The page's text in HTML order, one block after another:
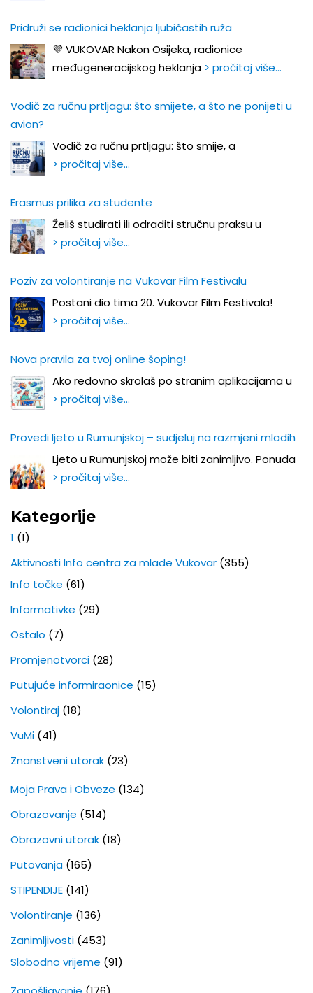
Pridruži se radionici heklanja ljubičastih ruža
💜 VUKOVAR Nakon Osijeka, radionice
međugeneracijskog heklanja > pročitaj više…
Vodič za ručnu prtljagu: što smijete, a što ne ponijeti u
avion?
Vodič za ručnu prtljagu: što smije, a
> pročitaj više…
Erasmus prilika za studente
Želiš studirati ili odraditi stručnu praksu u
> pročitaj više…
Poziv za volontiranje na Vukovar Film Festivalu
Postani dio tima 20. Vukovar Film Festivala!
> pročitaj više…
Nova pravila za tvoj online šoping!
Ako redovno skrolaš po stranim aplikacijama u
> pročitaj više…
Provedi ljeto u Rumunjskoj – sudjeluj na razmjeni mladih
Ljeto u Rumunjskoj može biti zanimljivo. Ponuda
> pročitaj više…
Kategorije
1 (1)
Aktivnosti Info centra za mlade Vukovar (355)
Info točke (61)
Informativke (29)
Ostalo (7)
Promjenotvorci (28)
Putujuće informiraonice (15)
Volontiraj (18)
VuMi (41)
Znanstveni utorak (23)
Moja Prava i Obveze (134)
Obrazovanje (514)
Obrazovni utorak (18)
Putovanja (165)
STIPENDIJE (141)
Volontiranje (136)
Zanimljivosti (453)
Slobodno vrijeme (91)